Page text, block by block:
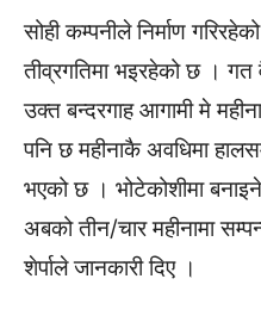
सोही कम्पनीले निर्माण
तीव्रगतिमा भइरहेको छ ।
उक्त बन्दरगाह आगामी मे
पनि छ महीनाकै अवधिमा
भएको छ । भोटेकोशीमा
अबको तीन/चार महीनामा
शेर्पाले जानकारी दिए ।